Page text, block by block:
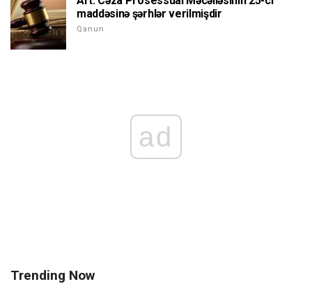
maddəsinə şərhlər verilmişdir
Qanun
ad
Trending Now